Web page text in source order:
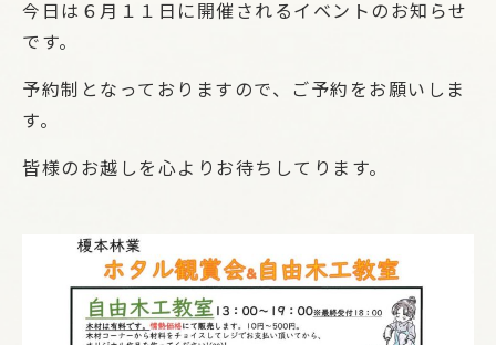
今日は６月１１日に開催されるイベントのお知らせ
です。
予約制となっておりますので、ご予約をお願いしま
す。
皆様のお越しを心よりお待ちしてります。